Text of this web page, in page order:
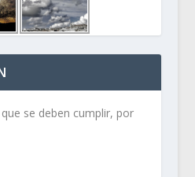
se deben cumplir, por